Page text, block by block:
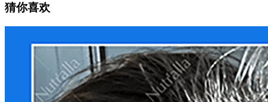
猜你喜欢